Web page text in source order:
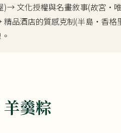
)→ 文化授權與名畫敘事(故宮・
品酒店的質感克制(半島・香格
羹粽